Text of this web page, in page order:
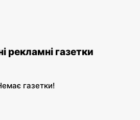
рекламні газетки
газетки!